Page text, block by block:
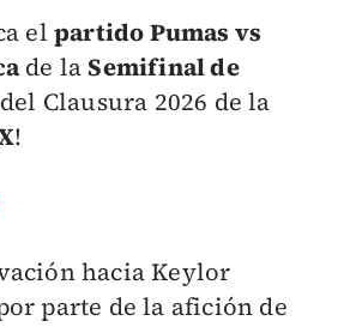
el partido Pumas vs
de laSemifinal de
Clausura 2026 de la
!
hacia Keylor
parte de la afición de